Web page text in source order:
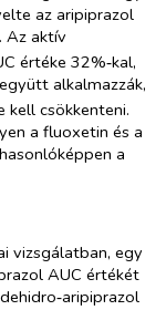
az aripiprazol
Az aktív
értéke 32%‑kal,
alkalmazzák,
kell csökkenteni.
a fluoxetin és a
a
vizsgálatban, egy
AUC értékét